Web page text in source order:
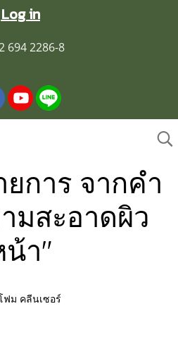
Log in
694 2286-8
การ จากคำ
มสะอาดผิว
น้า"
ฟม คลีนเซอร์